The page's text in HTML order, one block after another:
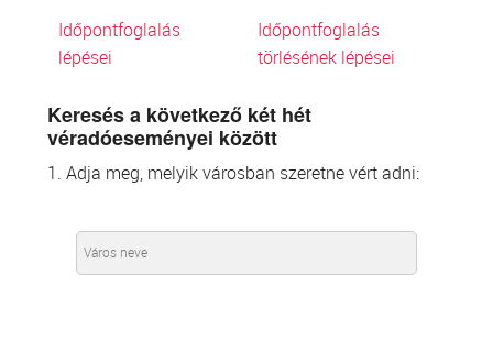
Időpontfoglalás
lépései
Időpontfoglalás
törlésének lépései
Keresés a következő két hét
véradóeseményei között
1. Adja meg, melyik városban szeretne vért adni: